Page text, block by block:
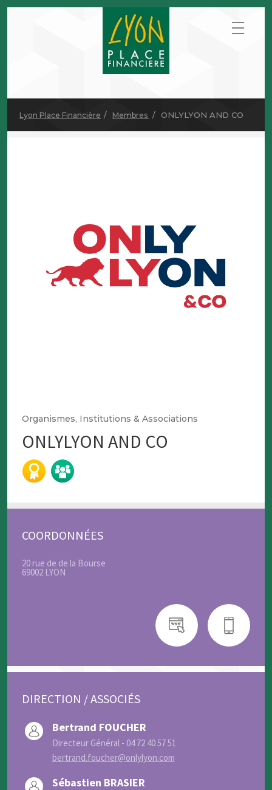
Lyon Place Financière Membres ONLYLYON AND CO
Organismes, Institutions & Associations
ONLYLYON AND CO
COORDONNÉES
20 rue de de la Bourse
69002 LYON
DIRECTION / ASSOCIÉS
Bertrand FOUCHER
Directeur Général - 04 72 40 57 51
bertrand.foucher@onlylyon.com
Sébastien BRASIER